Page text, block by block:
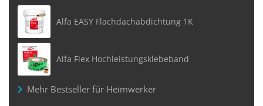
Alfa EASY Flachdachabdichtung 1K
Alfa Flex Hochleistungsklebeband
Mehr Bestseller für Heimwerker